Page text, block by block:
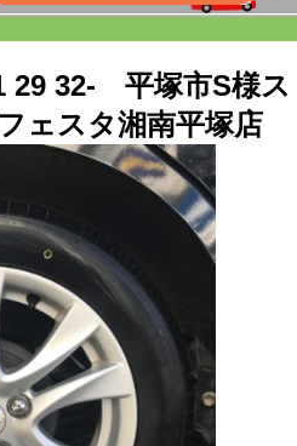
29 32- 平塚市S様ス
ェスタ湘南平塚店